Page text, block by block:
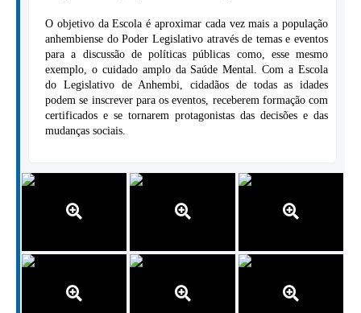
O objetivo da Escola é aproximar cada vez mais a população
anhembiense do Poder Legislativo através de temas e eventos
para a discussão de políticas públicas como, esse mesmo
exemplo, o cuidado amplo da Saúde Mental. Com a Escola
do Legislativo de Anhembi, cidadãos de todas as idades
podem se inscrever para os eventos, receberem formação com
certificados e se tornarem protagonistas das decisões e das
mudanças sociais.